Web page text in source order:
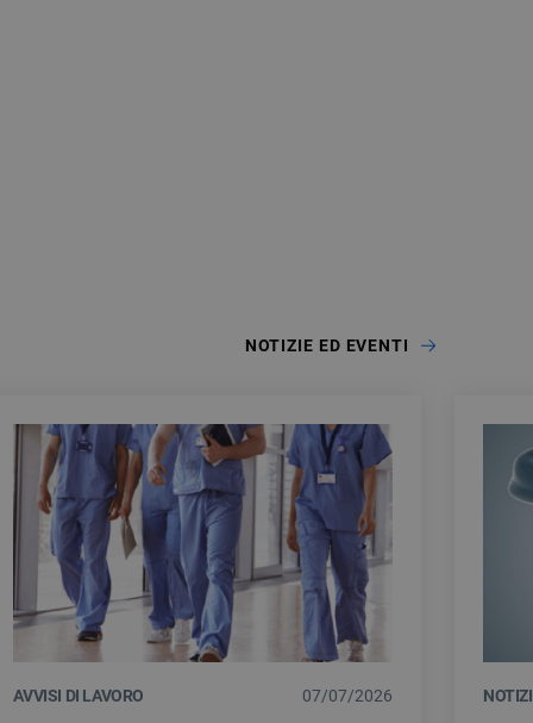
NOTIZIE ED EVENTI
AVVISI DI LAVORO 07/07/2026